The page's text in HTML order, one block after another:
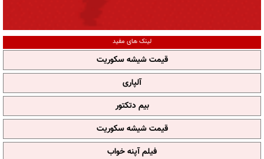
لینک های مفید
قیمت شیشه سکوریت
آلپاری
بیم دتکتور
قیمت شیشه سکوریت
فیلم آپنه خواب